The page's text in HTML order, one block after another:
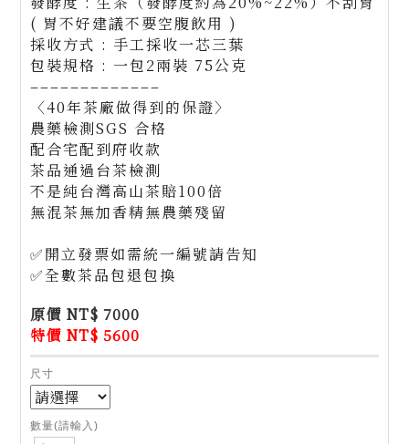
( 胃不好建議不要空腹飲用 )
採收方式 : 手工採收一芯三葉
包裝規格 : 一包2兩裝 75公克
–––––––––––––
〈40年茶廠做得到的保證〉
農藥檢測SGS 合格
配合宅配到府收款
茶品通過台茶檢測
不是純台灣高山茶賠100倍
無混茶無加香精無農藥殘留
✅開立發票如需統一編號請告知
✅全數茶品包退包換
原價 NT$ 7000
特價 NT$ 5600
尺寸
數量(請輸入)